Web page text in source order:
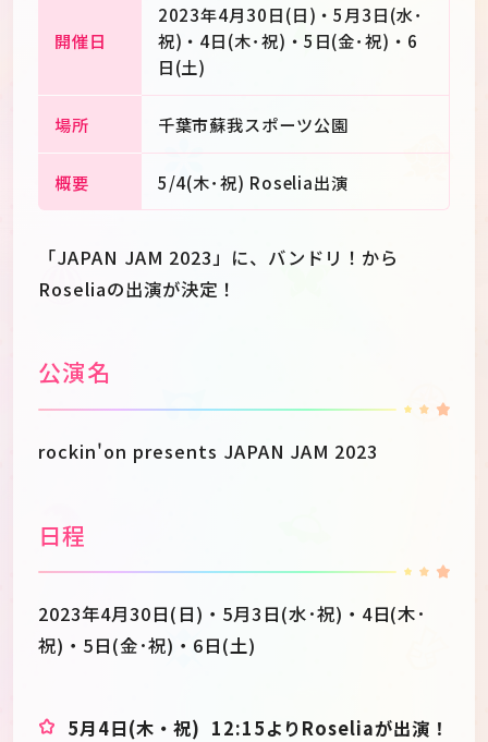
JP EN
開催日
2023年4月30日(日)・5月3日(水･
祝)・4日(木･祝)・5日(金･祝)・6
日(土)
場所 千葉市蘇我スポーツ公園
概要 5/4(木･祝) Roselia出演
「JAPAN JAM 2023」に、バンドリ！から
Roseliaの出演が決定！
公演名
rockin'on presents JAPAN JAM 2023
日程
2023年4月30日(日)・5月3日(水･祝)・4日(木･
祝)・5日(金･祝)・6日(土)
5月4日(木・祝) 12:15よりRoseliaが出演！